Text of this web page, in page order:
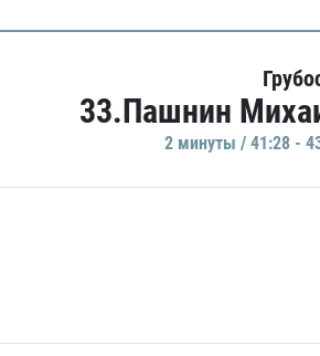
33.Пашнин
2 минуты / 41:28 -